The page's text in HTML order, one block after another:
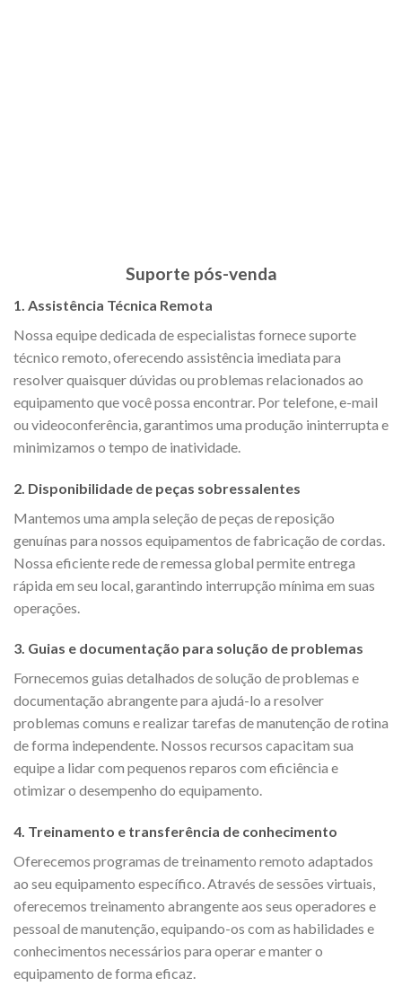
Suporte pós-venda
1. Assistência Técnica Remota
Nossa equipe dedicada de especialistas fornece suporte
técnico remoto, oferecendo assistência imediata para
resolver quaisquer dúvidas ou problemas relacionados ao
equipamento que você possa encontrar. Por telefone, e-mail
ou videoconferência, garantimos uma produção ininterrupta e
minimizamos o tempo de inatividade.
2. Disponibilidade de peças sobressalentes
Mantemos uma ampla seleção de peças de reposição
genuínas para nossos equipamentos de fabricação de cordas.
Nossa eficiente rede de remessa global permite entrega
rápida em seu local, garantindo interrupção mínima em suas
operações.
3. Guias e documentação para solução de problemas
Fornecemos guias detalhados de solução de problemas e
documentação abrangente para ajudá-lo a resolver
problemas comuns e realizar tarefas de manutenção de rotina
de forma independente. Nossos recursos capacitam sua
equipe a lidar com pequenos reparos com eficiência e
otimizar o desempenho do equipamento.
4. Treinamento e transferência de conhecimento
Oferecemos programas de treinamento remoto adaptados
ao seu equipamento específico. Através de sessões virtuais,
oferecemos treinamento abrangente aos seus operadores e
pessoal de manutenção, equipando-os com as habilidades e
conhecimentos necessários para operar e manter o
equipamento de forma eficaz.